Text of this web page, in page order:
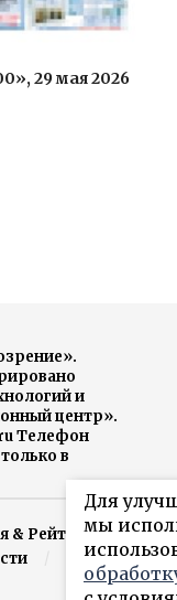
29 мая 2026
и
центр».
Телефон
в
& Рейтинги
Для
мы